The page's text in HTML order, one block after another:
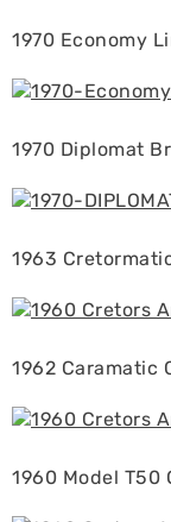
1970 Economy
1970 Diplomat
1963
1962 Caramatic
1960 Model T50